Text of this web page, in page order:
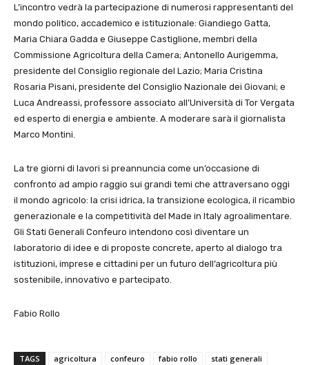
L’incontro vedrà la partecipazione di numerosi rappresentanti del
mondo politico, accademico e istituzionale: Giandiego Gatta,
Maria Chiara Gadda e Giuseppe Castiglione, membri della
Commissione Agricoltura della Camera; Antonello Aurigemma,
presidente del Consiglio regionale del Lazio; Maria Cristina
Rosaria Pisani, presidente del Consiglio Nazionale dei Giovani; e
Luca Andreassi, professore associato all’Università di Tor Vergata
ed esperto di energia e ambiente. A moderare sarà il giornalista
Marco Montini.
La tre giorni di lavori si preannuncia come un’occasione di
confronto ad ampio raggio sui grandi temi che attraversano oggi
il mondo agricolo: la crisi idrica, la transizione ecologica, il ricambio
generazionale e la competitività del Made in Italy agroalimentare.
Gli Stati Generali Confeuro intendono così diventare un
laboratorio di idee e di proposte concrete, aperto al dialogo tra
istituzioni, imprese e cittadini per un futuro dell’agricoltura più
sostenibile, innovativo e partecipato.
Fabio Rollo
TAGS agricoltura confeuro fabio rollo stati generali